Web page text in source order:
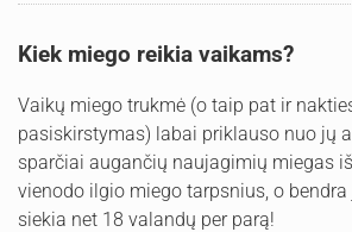
Kiek miego reikia vaikams?
Vaikų miego trukmė (o taip pat ir
pasiskirstymas) labai priklauso nuo jų
sparčiai augančių naujagimių miegas
vienodo ilgio miego tarpsnius, o
siekia net 18 valandų per parą!